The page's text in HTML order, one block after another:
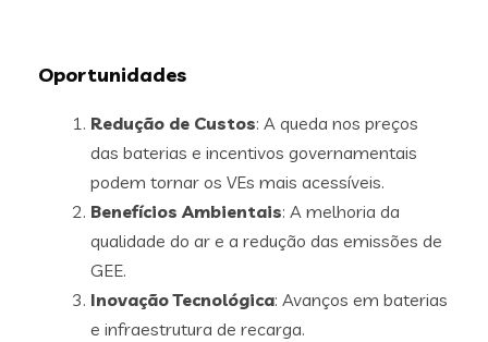
Oportunidades
Redução de Custos: A queda nos preços
das baterias e incentivos governamentais
podem tornar os VEs mais acessíveis.
Benefícios Ambientais: A melhoria da
qualidade do ar e a redução das emissões de
GEE.
Inovação Tecnológica: Avanços em baterias
e infraestrutura de recarga.